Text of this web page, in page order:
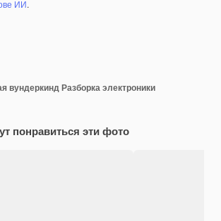
ИИ.
вундеркинд Разборка электроники
понравиться эти фото